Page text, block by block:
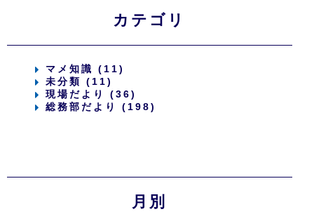
カテゴリ
マメ知識 (11)
未分類 (11)
現場だより (36)
総務部だより (198)
月別